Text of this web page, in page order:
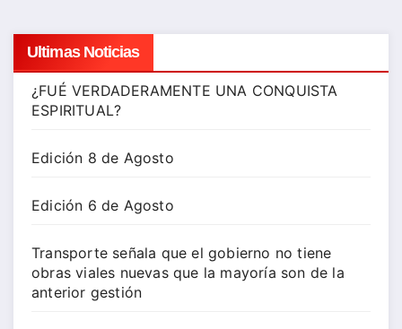
entradas
Ultimas Noticias
¿FUÉ VERDADERAMENTE UNA CONQUISTA
ESPIRITUAL?
Edición 8 de Agosto
Edición 6 de Agosto
Transporte señala que el gobierno no tiene
obras viales nuevas que la mayoría son de la
anterior gestión